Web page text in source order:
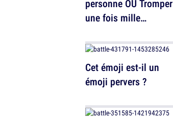
personne OU Tromper
une fois mille
Cet émoji est-il un
émoji pervers ?